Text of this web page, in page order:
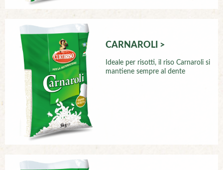
CARNAROLI >
Ideale per risotti, il riso Carnaroli si
mantiene sempre al dente